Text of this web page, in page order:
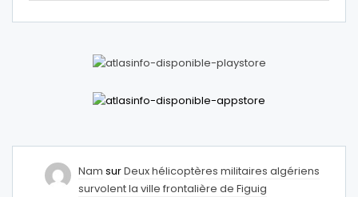
Nam surDeux hélicoptères militaires algériens
survolent la ville frontalière de Figuig